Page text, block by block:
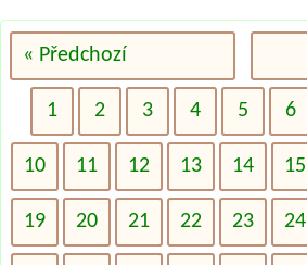
« Předchozí
1 2 3 4 5 6
10 11 12 13 14 15
19 20 21 22 23 24